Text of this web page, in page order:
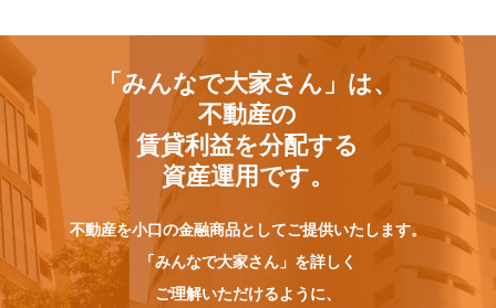
「みんなで大家さん」は、
不動産の
賃貸利益を分配する
資産運用です。
不動産を小口の金融商品としてご提供いたします。
「みんなで大家さん」を詳しく
ご理解いただけるように、